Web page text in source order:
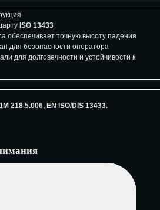
ISO 13433
обеспечивает точную высоту падения
для безопасности оператора
для долговечности и устойчивости к
218.5.006, EN ISO/DIS 13433.